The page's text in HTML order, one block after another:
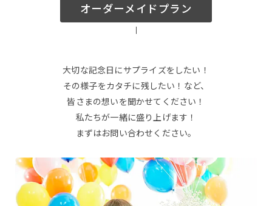
オーダーメイドプラン
大切な記念日にサプライズをしたい！
その様子をカタチに残したい！など、
皆さまの想いを聞かせてください！
私たちが一緒に盛り上げます！
まずはお問い合わせください。